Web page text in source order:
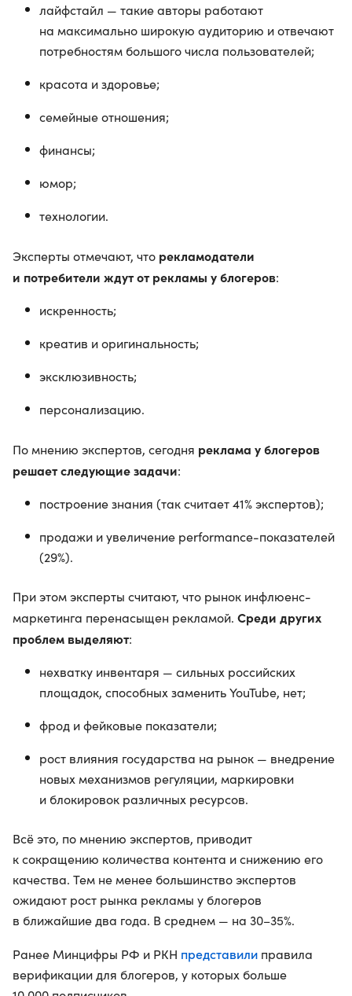
лайфстайл — такие авторы работают
на максимально широкую аудиторию и отвечают
потребностям большого числа пользователей;
красота и здоровье;
семейные отношения;
финансы;
юмор;
технологии.
Эксперты отмечают, что рекламодатели
и потребители ждут от рекламы у блогеров:
искренность;
креатив и оригинальность;
эксклюзивность;
персонализацию.
По мнению экспертов, сегодня реклама у блогеров
решает следующие задачи:
построение знания (так считает 41% экспертов);
продажи и увеличение performance-показателей
(29%).
При этом эксперты считают, что рынок инфлюенс-
маркетинга перенасыщен рекламой. Среди других
проблем выделяют:
нехватку инвентаря — сильных российских
площадок, способных заменить YouTube, нет;
фрод и фейковые показатели;
рост влияния государства на рынок — внедрение
новых механизмов регуляции, маркировки
и блокировок различных ресурсов.
Всё это, по мнению экспертов, приводит
к сокращению количества контента и снижению его
качества. Тем не менее большинство экспертов
ожидают рост рынка рекламы у блогеров
в ближайшие два года. В среднем — на 30–35%.
Ранее Минцифры РФ и РКН представили правила
верификации для блогеров, у которых больше